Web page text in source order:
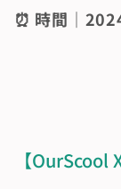
⏰ 時間｜
【OurScool